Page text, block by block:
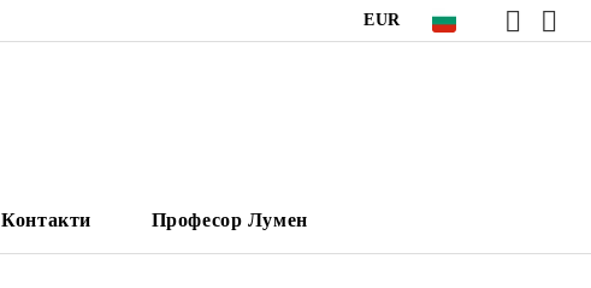
EUR
Контакти Професор Лумен